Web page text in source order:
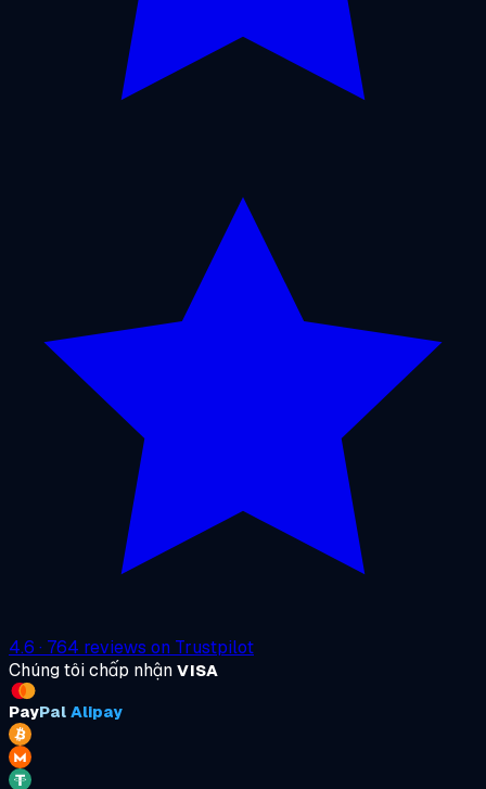
4.6 · 764 reviews on Trustpilot
Chúng tôi chấp nhận VISA
PayPal Alipay